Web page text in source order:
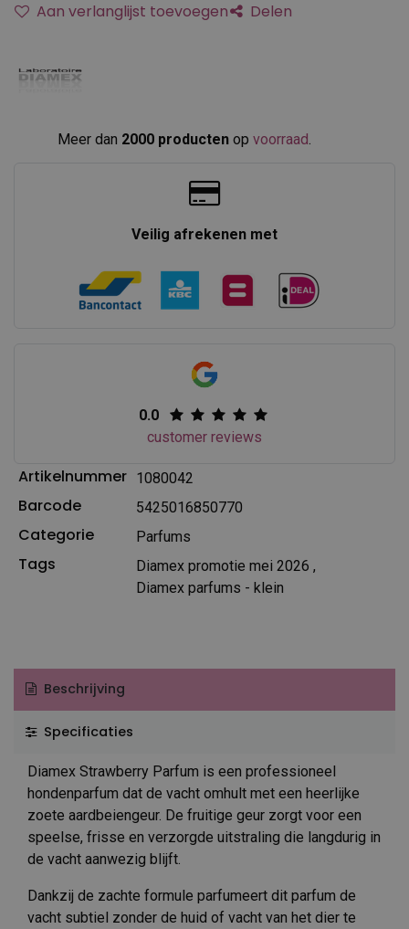
Aan verlanglijst toevoegen Delen
Meer dan 2000 producten op voorraad
Veilig afrekenen met
0.0
customer reviews
Artikelnummer 1080042
Barcode 5425016850770
Categorie Parfums
Tags Diamex promotie mei 2026 ,
Diamex parfums - klein
Beschrijving
Specificaties
Diamex Strawberry Parfum is een professioneel
hondenparfum dat de vacht omhult met een heerlijke
zoete aardbeiengeur. De fruitige geur zorgt voor een
speelse, frisse en verzorgde uitstraling die langdurig in
de vacht aanwezig blijft.
Dankzij de zachte formule parfumeert dit parfum de
vacht subtiel zonder de huid of vacht van het dier te